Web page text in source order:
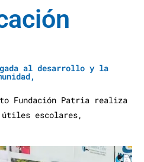
iónAy
al desarrollo y la
Fundación Patria realiza
útiles escolares,